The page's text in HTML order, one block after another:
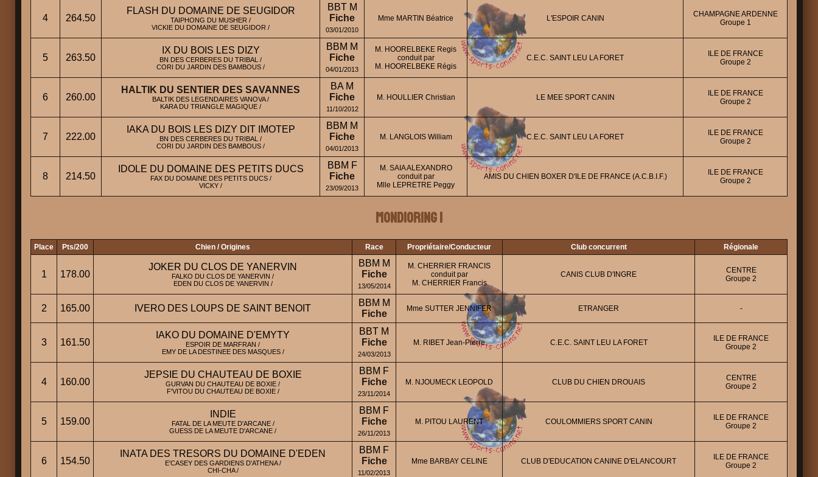
4 264.50
FLASH DU DOMAINE DE SEUGIDOR
TAIPHONG DU MUSHER /
VICKIE DU DOMAINE DE SEUGIDOR /
BBT M
Fiche
03/01/2010
Mme MARTIN Béatrice L'ESPOIR CANIN
CHAMPAGNE ARDENNE
Groupe 1
5 263.50
IX DU BOIS LES DIZY
BN DES CERBERES DU TRIBAL /
CORI DU JARDIN DES BAMBOUS /
BBM M
Fiche
04/01/2013
M. HOORELBEKE Regis
conduit par
M. HOORELBEKE Régis
C.E.C. SAINT LEU LA FORET
ILE DE FRANCE
Groupe 2
6 260.00
HALTIK DU SENTIER DES SAVANNES
BALTIK DES LEGENDAIRES VANOVA /
KARA DU TRIANGLE MAGIQUE /
BA M
Fiche
11/10/2012
M. HOULLIER Christian LE MEE SPORT CANIN
ILE DE FRANCE
Groupe 2
7 222.00
IAKA DU BOIS LES DIZY DIT IMOTEP
BN DES CERBERES DU TRIBAL /
CORI DU JARDIN DES BAMBOUS /
BBM M
Fiche
04/01/2013
M. LANGLOIS William C.E.C. SAINT LEU LA FORET
ILE DE FRANCE
Groupe 2
8 214.50
IDOLE DU DOMAINE DES PETITS DUCS
FAX DU DOMAINE DES PETITS DUCS /
VICKY /
BBM F
Fiche
23/09/2013
M. SAIA ALEXANDRO
conduit par
Mlle LEPRETRE Peggy
AMIS DU CHIEN BOXER D'ILE DE FRANCE (A.C.B.I.F.)
ILE DE FRANCE
Groupe 2
Mondioring 1
Place Pts/200 Chien / Origines Race Propriétaire/Conducteur Club concurrent Régionale
1 178.00
JOKER DU CLOS DE YANERVIN
FALKO DU CLOS DE YANERVIN /
EDEN DU CLOS DE YANERVIN /
BBM M
Fiche
13/05/2014
M. CHERRIER FRANCIS
conduit par
M. CHERRIER Francis
CANIS CLUB D'INGRE
CENTRE
Groupe 2
2 165.00 IVERO DES LOUPS DE SAINT BENOIT
BBM M
Fiche
Mme SUTTER JENNIFER ETRANGER -
3 161.50
IAKO DU DOMAINE D'EMYTY
ESPOIR DE MARFRAN /
EMY DE LA DESTINEE DES MASQUES /
BBT M
Fiche
24/03/2013
M. RIBET Jean-Pierre C.E.C. SAINT LEU LA FORET
ILE DE FRANCE
Groupe 2
4 160.00
JEPSIE DU CHAUTEAU DE BOXIE
GURVAN DU CHAUTEAU DE BOXIE /
F'VITOU DU CHAUTEAU DE BOXIE /
BBM F
Fiche
23/11/2014
M. NJOUMECK LEOPOLD CLUB DU CHIEN DROUAIS
CENTRE
Groupe 2
5 159.00
INDIE
FATAL DE LA MEUTE D'ARCANE /
GUESS DE LA MEUTE D'ARCANE /
BBM F
Fiche
26/11/2013
M. PITOU LAURENT COULOMMIERS SPORT CANIN
ILE DE FRANCE
Groupe 2
6 154.50
INATA DES TRESORS DU DOMAINE D'EDEN
E'CASEY DES GARDIENS D'ATHENA /
CHI-CHA /
BBM F
Fiche
11/02/2013
Mme BARBAY CELINE CLUB D'EDUCATION CANINE D'ELANCOURT
ILE DE FRANCE
Groupe 2